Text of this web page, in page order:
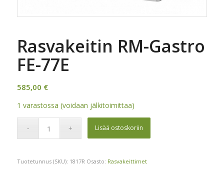
Rasvakeitin RM-Gastro
FE-77E
585,00 €
1 varastossa (voidaan jälkitoimittaa)
Lisää ostoskoriin
Tuotetunnus (SKU): 1817R Osasto: Rasvakeittimet